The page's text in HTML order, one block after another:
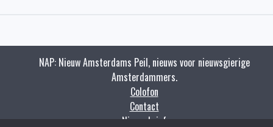
NAP: Nieuw Amsterdams Peil, nieuws voor nieuwsgierige
Amsterdammers.
Colofon
Contact
Nieuwsbrief